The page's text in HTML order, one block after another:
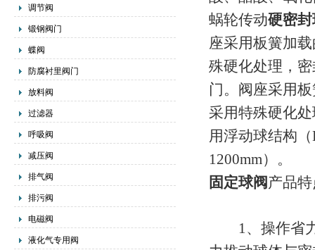
调节阀
锻钢阀门
蝶阀
防腐衬里阀门
放料阀
过滤器
呼吸阀
减压阀
排气阀
排污阀
电磁阀
液化气专用阀
蜗轮传动硬密
座采用板簧加
殊硬化处理，
门。阀座采用
采用特殊硬化
用浮动球结构
1200mm）。
固定球阀产品
1、操作省力